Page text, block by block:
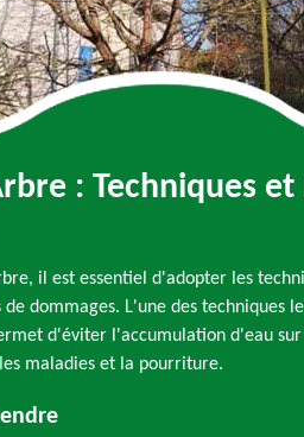
: Techniques
il est essentiel d'adopter les
dommages. L'une des techniques
d'éviter l'accumulation d'eau
maladies et la pourriture.